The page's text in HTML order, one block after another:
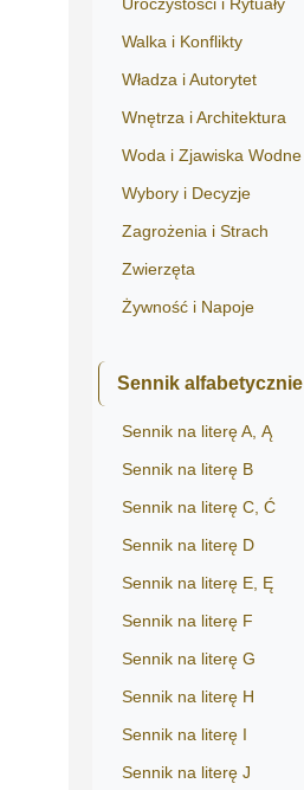
Walka i Konflikty
Władza i Autorytet
Wnętrza i Architektura
Woda i Zjawiska Wodne
Wybory i Decyzje
Zagrożenia i Strach
Zwierzęta
Żywność i Napoje
Sennik alfabetycznie
Sennik na literę A, Ą
Sennik na literę B
Sennik na literę C, Ć
Sennik na literę D
Sennik na literę E, Ę
Sennik na literę F
Sennik na literę G
Sennik na literę H
Sennik na literę I
Sennik na literę J